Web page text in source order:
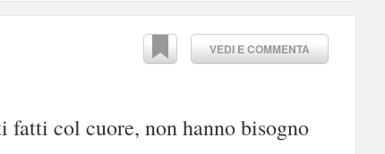
VEDI E COMMENTA
fatti col cuore, non hanno bisogno